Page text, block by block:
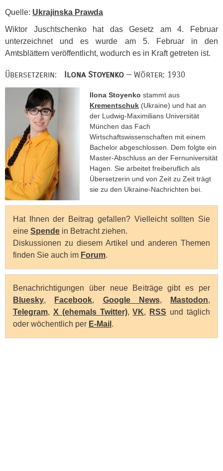
Quelle: Ukrajinska Prawda
Wiktor Juschtschenko hat das Gesetz am 4. Februar
unterzeichnet und es wurde am 5. Februar in den
Amtsblättern veröffentlicht, wodurch es in Kraft getreten ist.
Übersetzerin: Ilona Stoyenko — Wörter: 1930
Ilona Stoyenko stammt aus
Krementschuk (Ukraine) und hat an
der Ludwig-Maximilians Universität
München das Fach
Wirtschaftswissenschaften mit einem
Bachelor abgeschlossen. Dem folgte ein
Master-Abschluss an der Fernuniversität
Hagen. Sie arbeitet freiberuflich als
Übersetzerin und von Zeit zu Zeit trägt
sie zu den Ukraine-Nachrichten bei.
Hat Ihnen der Beitrag gefallen? Vielleicht sollten Sie
eine Spende in Betracht ziehen.
Diskussionen zu diesem Artikel und anderen Themen
finden Sie auch im Forum.
Benachrichtigungen über neue Beiträge gibt es per
Bluesky, Facebook, Google News, Mastodon,
Telegram, X (ehemals Twitter),VK, RSS und täglich
oder wöchentlich per E-Mail .